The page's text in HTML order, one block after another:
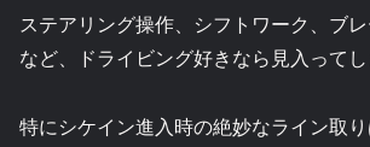
ステアリング操作、シフトワーク、ブ
など、ドライビング好きなら見入ってし
特にシケイン進入時の絶妙なライン取り